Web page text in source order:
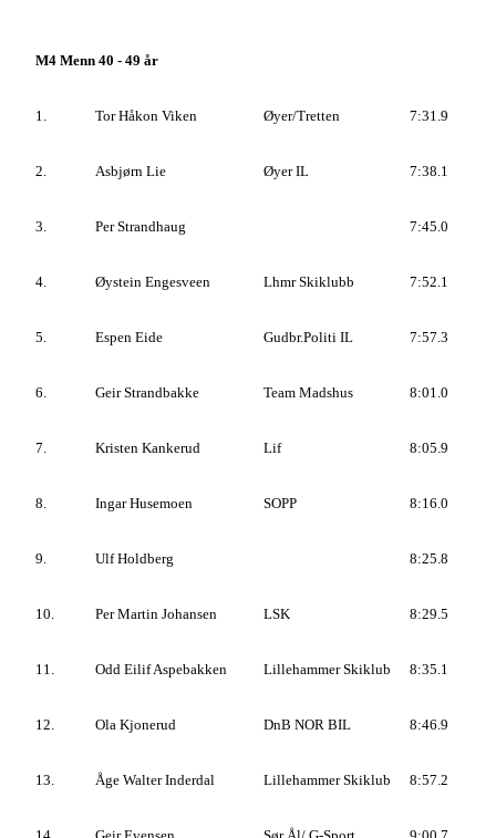
M4 Menn 40 - 49 år
1. Tor Håkon Viken Øyer/Tretten 7:31.9
2. Asbjørn Lie Øyer IL 7:38.1
3. Per Strandhaug 7:45.0
4. Øystein Engesveen Lhmr Skiklubb 7:52.1
5. Espen Eide Gudbr.Politi IL 7:57.3
6. Geir Strandbakke Team Madshus 8:01.0
7. Kristen Kankerud Lif 8:05.9
8. Ingar Husemoen SOPP 8:16.0
9. Ulf Holdberg 8:25.8
10. Per Martin Johansen LSK 8:29.5
11. Odd Eilif Aspebakken Lillehammer Skiklub 8:35.1
12. Ola Kjonerud DnB NOR BIL 8:46.9
13. Åge Walter Inderdal Lillehammer Skiklub 8:57.2